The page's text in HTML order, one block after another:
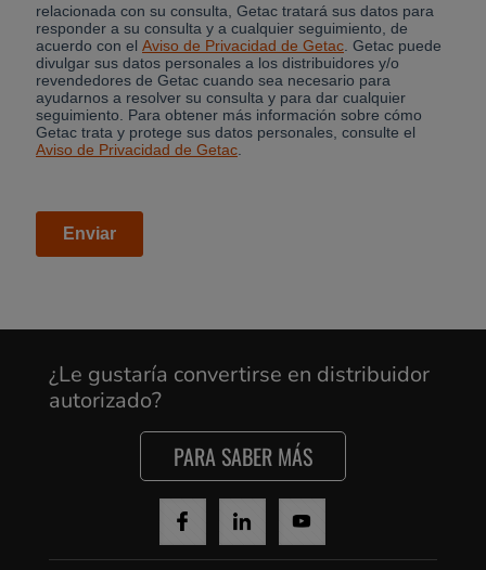
Cancel
Yes, I agree
¿Le gustaría convertirse en distribuidor
autorizado?
PARA SABER MÁS